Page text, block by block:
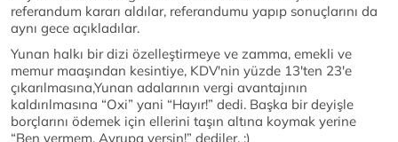
referandum kararı aldılar, referandumu yapıp sonuçlarını da
aynı gece açıkladılar.
Yunan halkı bir dizi özelleştirmeye ve zamma, emekli ve
memur maaşından kesintiye, KDV'nin yüzde 13'ten 23'e
çıkarılmasına,Yunan adalarının vergi avantajının
kaldırılmasına “Oxi” yani “Hayır!” dedi. Başka bir deyişle
borçlarını ödemek için ellerini taşın altına koymak yerine
“Ben vermem, Avrupa versin!” dediler. ;)